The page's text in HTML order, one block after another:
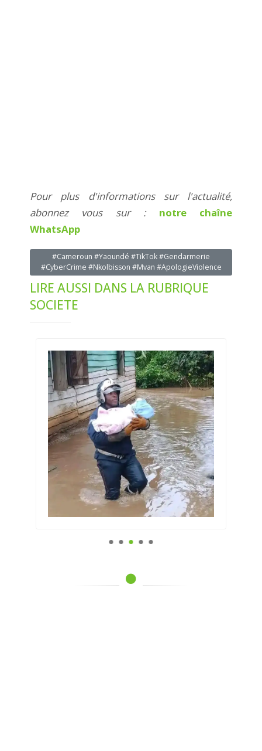
Pour plus d'informations sur l'actualité,
abonnez vous sur : notre chaîne
WhatsApp
#Cameroun #Yaoundé #TikTok #Gendarmerie
#CyberCrime #Nkolbisson #Mvan #ApologieViolence
LIRE AUSSI DANS LA RUBRIQUE
SOCIETE